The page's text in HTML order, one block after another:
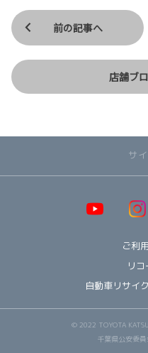
前の記事へ
店舗ブ
サ
ウェルキャブ（福祉車両）
ヤリス
ご利
リ
自動車リサイ
© 2022 TOYOTA
千葉県公安委